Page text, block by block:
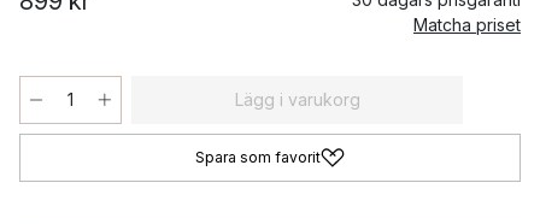
Matcha priset
Lägg i varukorg
Spara som favorit